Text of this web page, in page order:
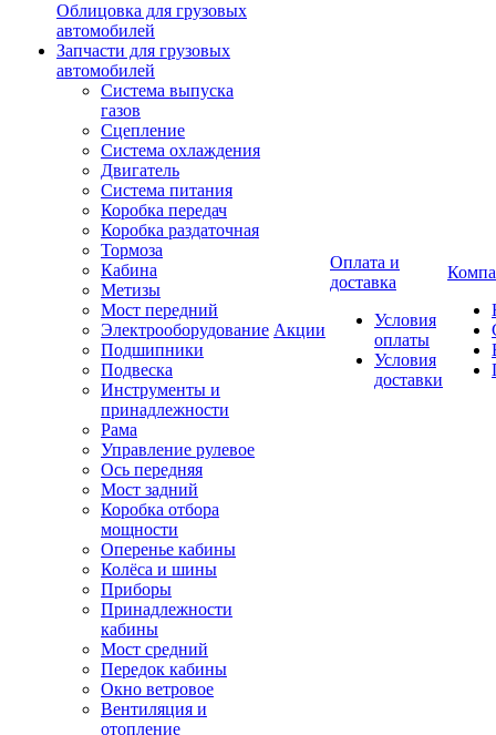
Облицовка для грузовых
автомобилей
Запчасти для грузовых
автомобилей
Система выпуска
газов
Сцепление
Система охлаждения
Двигатель
Система питания
Коробка передач
Коробка раздаточная
Тормоза
Кабина
Метизы
Мост передний
Электрооборудование
Подшипники
Подвеска
Инструменты и
принадлежности
Рама
Управление рулевое
Ось передняя
Мост задний
Коробка отбора
мощности
Оперенье кабины
Колёса и шины
Приборы
Принадлежности
кабины
Мост средний
Передок кабины
Окно ветровое
Вентиляция и
отопление
Акции
Оплата и
доставка
Условия
оплаты
Условия
доставки